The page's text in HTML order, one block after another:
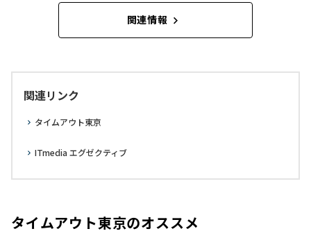
関連情報
関連リンク
タイムアウト東京
ITmedia エグゼクティブ
タイムアウト東京のオススメ